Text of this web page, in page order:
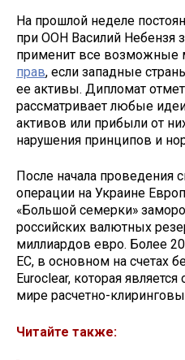
На прошлой неделе
при ООН Василий Небензя
применит все возможные
прав, если западные
ее активы. Дипломат
рассматривает любые
активов или прибыли от
нарушения принципов и
После начала проведения
операции на Украине
«Большой семерки»
российских валютных
миллиардов евро. Более
ЕС, в основном на счетах
Euroclear, которая
мире расчетно-
Читайте также: